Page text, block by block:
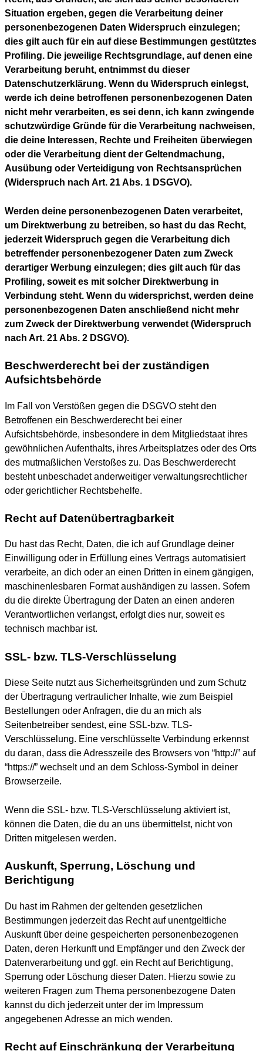
Situation ergeben, gegen die Verarbeitung deiner
personenbezogenen Daten Widerspruch einzulegen;
dies gilt auch für ein auf diese Bestimmungen gestütztes
Profiling. Die jeweilige Rechtsgrundlage, auf denen eine
Verarbeitung beruht, entnimmst du dieser
Datenschutzerklärung. Wenn du Widerspruch einlegst,
werde ich deine betroffenen personenbezogenen Daten
nicht mehr verarbeiten, es sei denn, ich kann zwingende
schutzwürdige Gründe für die Verarbeitung nachweisen,
die deine Interessen, Rechte und Freiheiten überwiegen
oder die Verarbeitung dient der Geltendmachung,
Ausübung oder Verteidigung von Rechtsansprüchen
(Widerspruch nach Art. 21 Abs. 1 DSGVO).
Werden deine personenbezogenen Daten verarbeitet,
um Direktwerbung zu betreiben, so hast du das Recht,
jederzeit Widerspruch gegen die Verarbeitung dich
betreffender personenbezogener Daten zum Zweck
derartiger Werbung einzulegen; dies gilt auch für das
Profiling, soweit es mit solcher Direktwerbung in
Verbindung steht. Wenn du widersprichst, werden deine
personenbezogenen Daten anschließend nicht mehr
zum Zweck der Direktwerbung verwendet (Widerspruch
nach Art. 21 Abs. 2 DSGVO).
Beschwerderecht bei der zuständigen
Aufsichtsbehörde
Im Fall von Verstößen gegen die DSGVO steht den
Betroffenen ein Beschwerderecht bei einer
Aufsichtsbehörde, insbesondere in dem Mitgliedstaat ihres
gewöhnlichen Aufenthalts, ihres Arbeitsplatzes oder des Orts
des mutmaßlichen Verstoßes zu. Das Beschwerderecht
besteht unbeschadet anderweitiger verwaltungsrechtlicher
oder gerichtlicher Rechtsbehelfe.
Recht auf Datenübertragbarkeit
Du hast das Recht, Daten, die ich auf Grundlage deiner
Einwilligung oder in Erfüllung eines Vertrags automatisiert
verarbeite, an dich oder an einen Dritten in einem gängigen,
maschinenlesbaren Format aushändigen zu lassen. Sofern
du die direkte Übertragung der Daten an einen anderen
Verantwortlichen verlangst, erfolgt dies nur, soweit es
technisch machbar ist.
SSL- bzw. TLS-Verschlüsselung
Diese Seite nutzt aus Sicherheitsgründen und zum Schutz
der Übertragung vertraulicher Inhalte, wie zum Beispiel
Bestellungen oder Anfragen, die du an mich als
Seitenbetreiber sendest, eine SSL-bzw. TLS-
Verschlüsselung. Eine verschlüsselte Verbindung erkennst
du daran, dass die Adresszeile des Browsers von “http://” auf
“https://” wechselt und an dem Schloss-Symbol in deiner
Browserzeile.
Wenn die SSL- bzw. TLS-Verschlüsselung aktiviert ist,
können die Daten, die du an uns übermittelst, nicht von
Dritten mitgelesen werden.
Auskunft, Sperrung, Löschung und
Berichtigung
Du hast im Rahmen der geltenden gesetzlichen
Bestimmungen jederzeit das Recht auf unentgeltliche
Auskunft über deine gespeicherten personenbezogenen
Daten, deren Herkunft und Empfänger und den Zweck der
Datenverarbeitung und ggf. ein Recht auf Berichtigung,
Sperrung oder Löschung dieser Daten. Hierzu sowie zu
weiteren Fragen zum Thema personenbezogene Daten
kannst du dich jederzeit unter der im Impressum
angegebenen Adresse an mich wenden.
Recht auf Einschränkung der Verarbeitung